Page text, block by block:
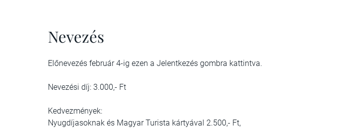
Nevezés
Előnevezés február 4-ig ezen a Jelentkezés gombra kattintva.
Nevezési díj: 3.000,- Ft
Kedvezmények:
Nyugdíjasoknak és Magyar Turista kártyával 2.500,- Ft,